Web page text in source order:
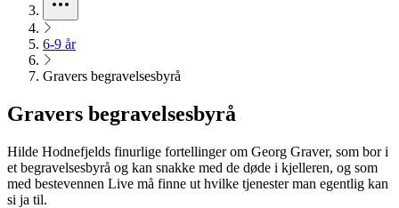
6-9 år
Gravers begravelsesbyrå
Gravers begravelsesbyrå
Hilde Hodnefjelds finurlige fortellinger om Georg Graver, som bor i
et begravelsesbyrå og kan snakke med de døde i kjelleren, og som
med bestevennen Live må finne ut hvilke tjenester man egentlig kan
si ja til.